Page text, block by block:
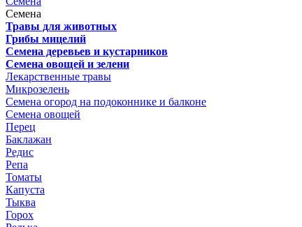
Семена
Травы для животных
Грибы мицелий
Семена деревьев и кустарников
Семена овощей и зелени
Лекарственные травы
Микрозелень
Семена огород на подоконнике и балконе
Семена овощей
Перец
Баклажан
Редис
Репа
Томаты
Капуста
Тыква
Горох